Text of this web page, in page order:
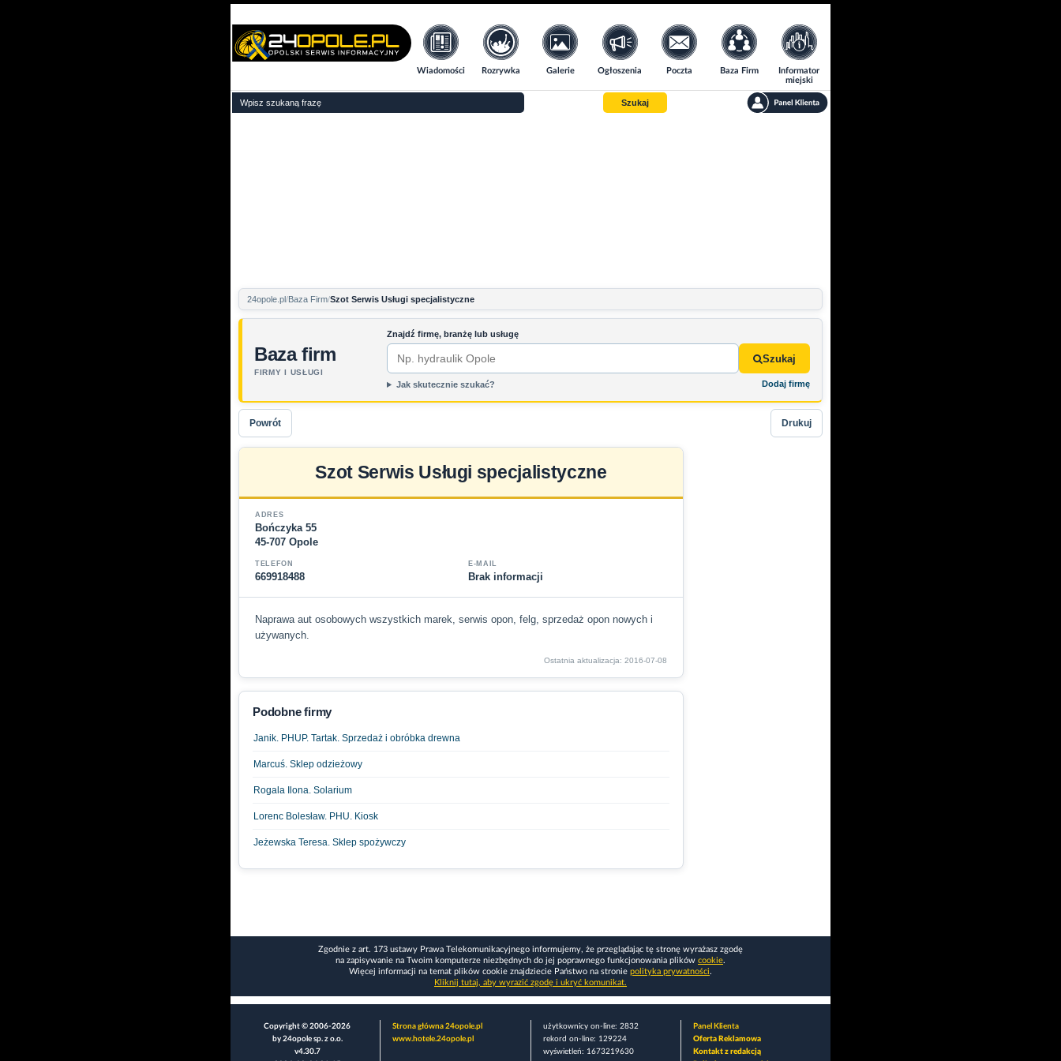
Wiadomości Rozrywka Galerie Ogłoszenia Poczta Baza Firm
Informator
miejski
Szukaj
24opole.pl Baza Firm Szot Serwis Usługi specjalistyczne
Baza firm
FIRMY I USŁUGI
Znajdź firmę, branżę lub usługę
Szukaj
Jak skutecznie szukać? Dodaj firmę
Powrót Drukuj
Szot Serwis Usługi specjalistyczne
ADRES
Bończyka 55
45-707 Opole
TELEFON
669918488
E-MAIL
Brak informacji
Naprawa aut osobowych wszystkich marek, serwis opon, felg, sprzedaż opon nowych i
używanych.
Ostatnia aktualizacja: 2016-07-08
Podobne firmy
Janik. PHUP. Tartak. Sprzedaż i obróbka drewna
Marcuś. Sklep odzieżowy
Rogala Ilona. Solarium
Lorenc Bolesław. PHU. Kiosk
Jeżewska Teresa. Sklep spożywczy
Zgodnie z art. 173 ustawy Prawa Telekomunikacyjnego informujemy, że przeglądając tę stronę wyrażasz zgodę
na zapisywanie na Twoim komputerze niezbędnych do jej poprawnego funkcjonowania plików cookie.
Więcej informacji na temat plików cookie znajdziecie Państwo na stronie polityka prywatności.
Kliknij tutaj, aby wyrazić zgodę i ukryć komunikat.
Copyright © 2006-2026
by 24opole sp. z o.o.
v4.30.7
Strona główna 24opole.pl
www.hotele.24opole.pl
użytkownicy on-line: 2832
rekord on-line: 129224
wyświetleń: 1673219630
Panel Klienta
Oferta Reklamowa
Kontakt z redakcją